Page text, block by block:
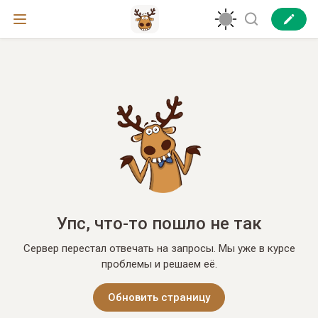
Упс, что-то пошло не так
Сервер перестал отвечать на запросы. Мы уже в курсе
проблемы и решаем её.
Обновить страницу